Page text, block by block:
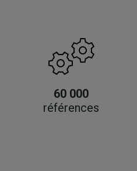
60 000
références